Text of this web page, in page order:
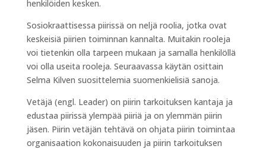
henkilöiden kesken.
Sosiokraattisessa piirissä on neljä roolia, jotka ovat
keskeisiä piirien toiminnan kannalta. Muitakin rooleja
voi tietenkin olla tarpeen mukaan ja samalla henkilöllä
voi olla useita rooleja. Seuraavassa käytän osittain
Selma Kilven suosittelemia suomenkielisiä sanoja.
Vetäjä (engl. Leader) on piirin tarkoituksen kantaja ja
edustaa piirissä ylempää piiriä ja on ylemmän piirin
jäsen. Piirin vetäjän tehtävä on ohjata piirin toimintaa
organisaation kokonaisuuden ja piirin tarkoituksen